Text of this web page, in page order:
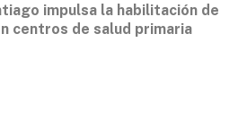
impulsa la habilitación de
centros de salud primaria